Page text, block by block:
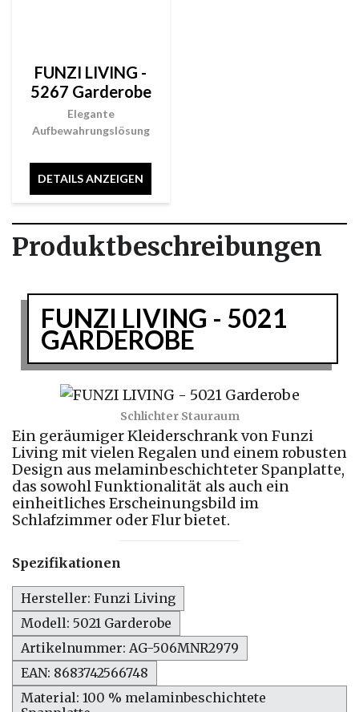
Elegante
Aufbewahrungslösung
FUNZI LIVING -
5267 Garderobe
DETAILS ANZEIGEN
Produktbeschreibungen
Schlichter Stauraum
FUNZI LIVING - 5021
GARDEROBE
Ein geräumiger Kleiderschrank von Funzi
Living mit vielen Regalen und einem robusten
Design aus melaminbeschichteter Spanplatte,
das sowohl Funktionalität als auch ein
einheitliches Erscheinungsbild im
Schlafzimmer oder Flur bietet.
Spezifikationen
Hersteller: Funzi Living
Modell: 5021 Garderobe
Artikelnummer: AG-506MNR2979
EAN: 8683742566748
Material: 100 % melaminbeschichtete